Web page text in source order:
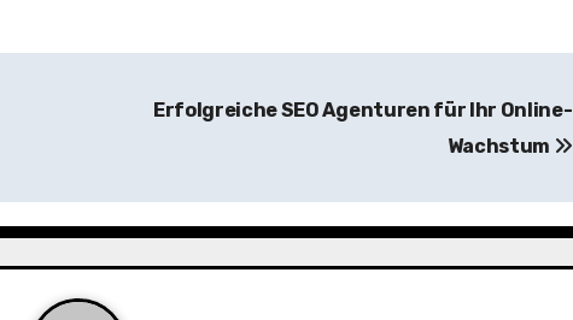
Erfolgreiche SEO Agenturen für Ihr Online-
Wachstum